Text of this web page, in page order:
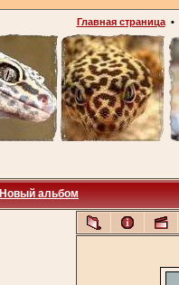
Главная страница•
Новый альбом